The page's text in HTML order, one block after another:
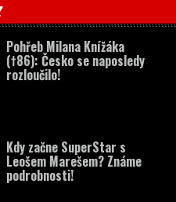
Pohřeb Milana Knížáka
(†86): Česko se naposledy
rozloučilo!
Kdy začne SuperStar s
Leošem Marešem? Známe
podrobnosti!